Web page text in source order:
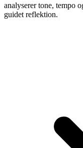
analyserer tone, tempo
guidet reflektion.